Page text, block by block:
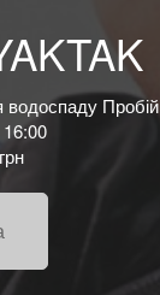
Пробій